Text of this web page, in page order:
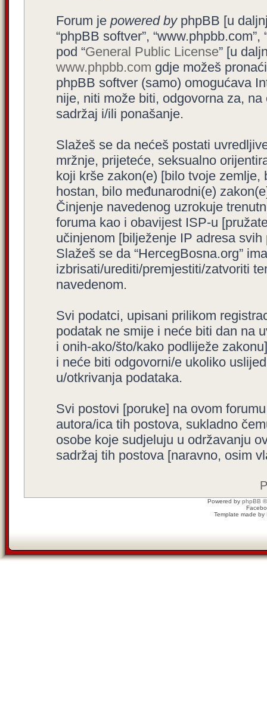
Forum je powered byphpBB [u
“phpBB softver”,
pod “General Public License” [u
www.phpbb.com gdje možeš
phpBB softver (samo) omogućava
nije, niti može biti, odgovorna za,
sadržaj i/ili ponašanje.
Slažeš se da nećeš postati
mržnje, prijeteće, seksualno
koji krše zakon(e) [bilo tvoje zemlje,
hostan, bilo međunarodni(e)
Činjenje navedenog uzrokuje
foruma kao i obavijest ISP-u
učinjenom [bilježenje IP adresa
Slažeš se da “HercegBosna.org”
izbrisati/urediti/premjestiti/zatvoriti
navedenom.
Svi podatci, upisani prilikom
podatak ne smije i neće biti dan na
i onih-ako/što/kako podliježe
i neće biti odgovorni/e ukoliko
u/otkrivanja podataka.
Svi postovi [poruke] na ovom
autora/ica tih postova, sukladno
osobe koje sudjeluju u održavanju
sadržaj tih postova [naravno, osim
Powered by phpBB
Template made by